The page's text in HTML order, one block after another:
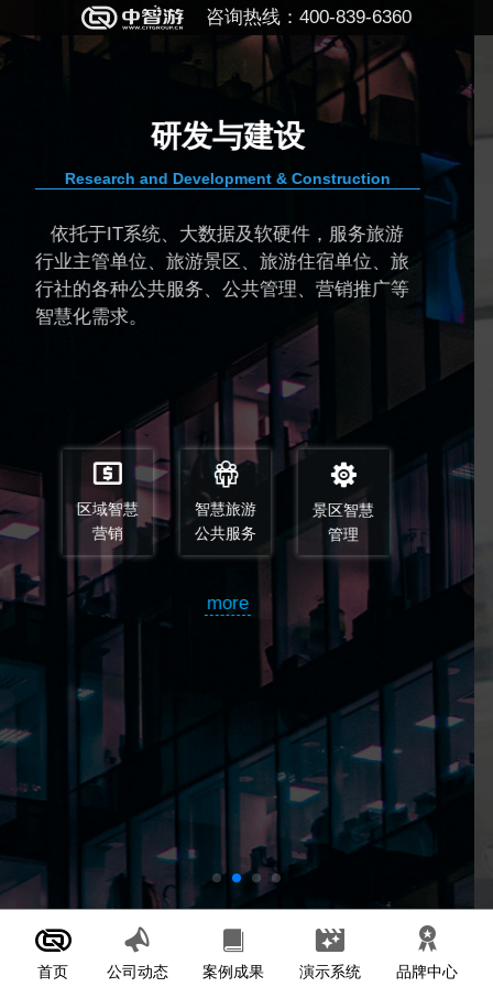
咨询热线：400-839-6360
首页 公司动态 案例成果 演示系统 品牌中心
务旅游
单位、旅
销推广等
智慧
管理
规划与顾问
PLANNING & CONSULTING
为各级旅游主管单位和目的地管
慧旅游的规划、设计、顾问和监理
目的地经营管理者从大数据视角和“
角对目的地进行智慧化管理和运营
智慧旅游
规划
智慧旅游
设计